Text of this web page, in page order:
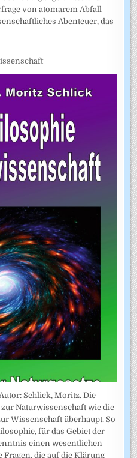
von atomarem Abfall
Abenteuer, das
Schlick, Moritz. Die
Naturwissenschaft wie die
Wissenschaft überhaupt. So
für das Gebiet der
einen wesentlichen
Fragen, die auf die Klärung